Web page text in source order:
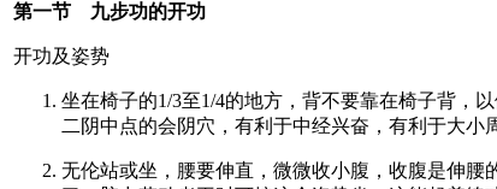
第一节 九步功的开功
开功及姿势
坐在椅子的1/3至1/4的地方，背不要靠在椅子背，
二阴中点的会阴穴，有利于中经兴奋，有利于大小
无伦站或坐，腰要伸直，微微收小腹，收腹是伸